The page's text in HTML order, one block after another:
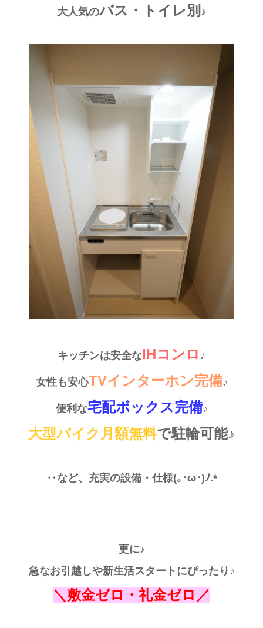
大人気のバス・トイレ別 ♪
キッチンは安全なIHコンロ ♪
女性も安心TVインターホン完備♪
便利な宅配ボックス完備♪
大型バイク月額無料で駐輪可能♪
‥など、充実の設備・仕様(｡･ω･)ﾉ.*
更に♪
急なお引越しや新生活スタートにぴったり♪
＼敷金ゼロ・礼金ゼロ／